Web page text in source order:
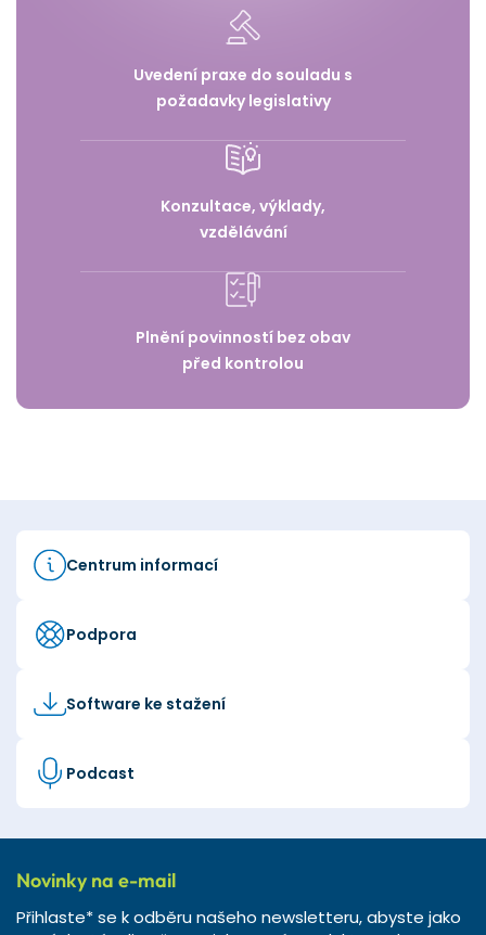
Uvedení praxe do souladu s
požadavky legislativy
Konzultace, výklady,
vzdělávání
Plnění povinností bez obav
před kontrolou
Centrum informací
Podpora
Software ke stažení
Podcast
Novinky na e-mail
Přihlaste* se k odběru našeho newsletteru, abyste jako